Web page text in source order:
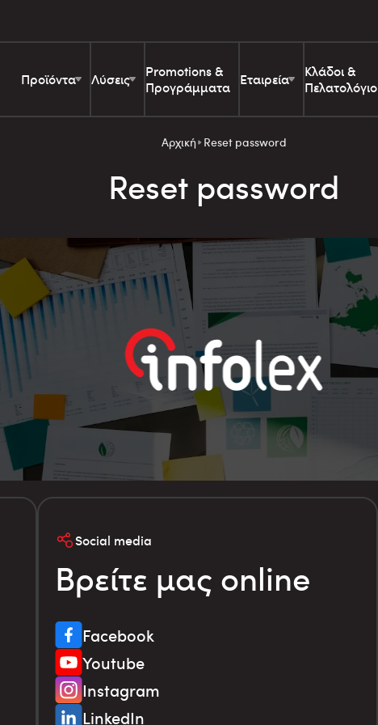
Προϊόντα Λύσεις
Promotions &
Προγράμματα
Εταιρεία
Κλάδοι &
Πελατολόγιο
Αρχική Reset password
Reset password
Social media
Βρείτε μας online
Facebook
Youtube
Instagram
LinkedIn